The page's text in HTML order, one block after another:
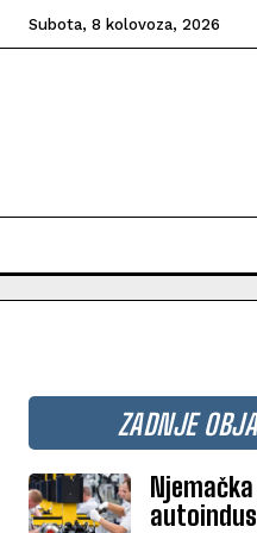
Subota, 8 kolovoza, 2026
ZADNJE
Njemačka